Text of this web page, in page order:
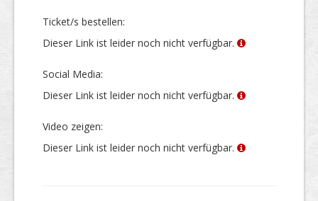
Ticket/s bestellen:
Dieser Link ist leider noch nicht verfügbar.
Social Media:
Dieser Link ist leider noch nicht verfügbar.
Video zeigen:
Dieser Link ist leider noch nicht verfügbar.